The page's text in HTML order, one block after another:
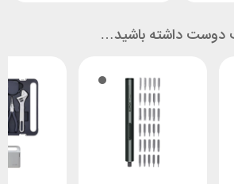
داشته باشید…